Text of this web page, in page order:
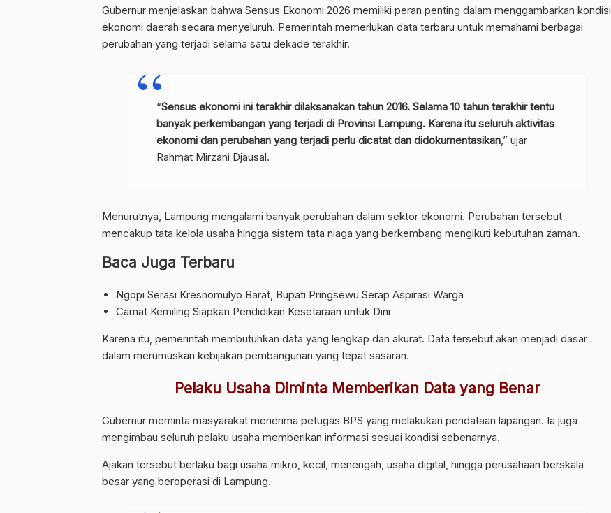
Gubernur menjelaskan bahwa Sensus Ekonomi 2026 memiliki peran penting dalam menggambarkan kondisi
ekonomi daerah secara menyeluruh. Pemerintah memerlukan data terbaru untuk memahami berbagai
perubahan yang terjadi selama satu dekade terakhir.
“Sensus ekonomi ini terakhir dilaksanakan tahun 2016. Selama 10 tahun terakhir tentu
banyak perkembangan yang terjadi di Provinsi Lampung. Karena itu seluruh aktivitas
ekonomi dan perubahan yang terjadi perlu dicatat dan didokumentasikan,” ujar
Rahmat Mirzani Djausal.
Menurutnya, Lampung mengalami banyak perubahan dalam sektor ekonomi. Perubahan tersebut
mencakup tata kelola usaha hingga sistem tata niaga yang berkembang mengikuti kebutuhan zaman.
Baca Juga Terbaru
Ngopi Serasi Kresnomulyo Barat, Bupati Pringsewu Serap Aspirasi Warga
Camat Kemiling Siapkan Pendidikan Kesetaraan untuk Dini
Karena itu, pemerintah membutuhkan data yang lengkap dan akurat. Data tersebut akan menjadi dasar
dalam merumuskan kebijakan pembangunan yang tepat sasaran.
Pelaku Usaha Diminta Memberikan Data yang Benar
Gubernur meminta masyarakat menerima petugas BPS yang melakukan pendataan lapangan. Ia juga
mengimbau seluruh pelaku usaha memberikan informasi sesuai kondisi sebenarnya.
Ajakan tersebut berlaku bagi usaha mikro, kecil, menengah, usaha digital, hingga perusahaan berskala
besar yang beroperasi di Lampung.